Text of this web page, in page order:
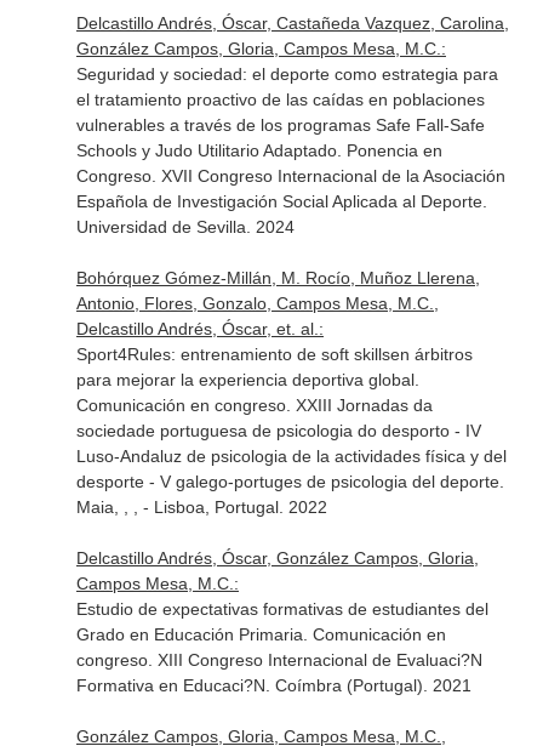
Delcastillo Andrés, Óscar, Castañeda Vazquez, Carolina,
González Campos, Gloria, Campos Mesa, M.C.:
Seguridad y sociedad: el deporte como estrategia para
el tratamiento proactivo de las caídas en poblaciones
vulnerables a través de los programas Safe Fall-Safe
Schools y Judo Utilitario Adaptado. Ponencia en
Congreso. XVII Congreso Internacional de la Asociación
Española de Investigación Social Aplicada al Deporte.
Universidad de Sevilla. 2024
Bohórquez Gómez-Millán, M. Rocío, Muñoz Llerena,
Antonio, Flores, Gonzalo, Campos Mesa, M.C.,
Delcastillo Andrés, Óscar, et. al.:
Sport4Rules: entrenamiento de soft skillsen árbitros
para mejorar la experiencia deportiva global.
Comunicación en congreso. XXIII Jornadas da
sociedade portuguesa de psicologia do desporto - IV
Luso-Andaluz de psicologia de la actividades física y del
desporte - V galego-portuges de psicologia del deporte.
Maia, , , - Lisboa, Portugal. 2022
Delcastillo Andrés, Óscar, González Campos, Gloria,
Campos Mesa, M.C.:
Estudio de expectativas formativas de estudiantes del
Grado en Educación Primaria. Comunicación en
congreso. XIII Congreso Internacional de Evaluaci?N
Formativa en Educaci?N. Coímbra (Portugal). 2021
González Campos, Gloria, Campos Mesa, M.C.,